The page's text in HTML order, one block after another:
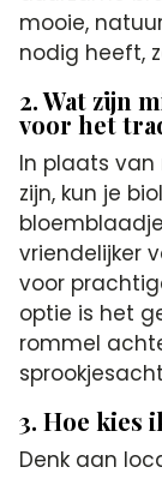
mooie,
nodig heeft,
2. Wat zijn
voor het
In plaats van
zijn, kun je
vriendelijker
voor
optie is het
rommel
3. Hoe kies
Denk aan